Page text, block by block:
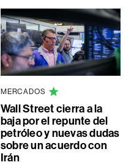
MERCADOS
Wall Street cierra a la
baja por el repunte del
petróleo y nuevas dudas
sobre un acuerdo con
Irán